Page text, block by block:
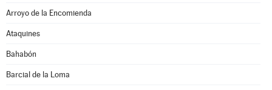
Arroyo de la Encomienda
Ataquines
Bahabón
Barcial de la Loma